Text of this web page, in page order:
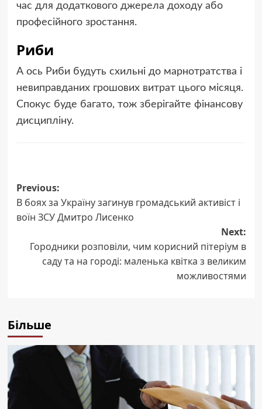
час для додаткового джерела доходу або
професійного зростання.
Риби
А ось Риби будуть схильні до марнотратства і
невиправданих грошових витрат цього місяця.
Спокус буде багато, тож зберігайте фінансову
дисципліну.
Post
navigation
Previous:
В боях за Україну загинув громадський активіст і
воїн ЗСУ Дмитро Лисенко
Next:
Городники розповіли, чим корисний пітеріум в
саду та на городі: маленька квітка з великим
можливостями
Більше